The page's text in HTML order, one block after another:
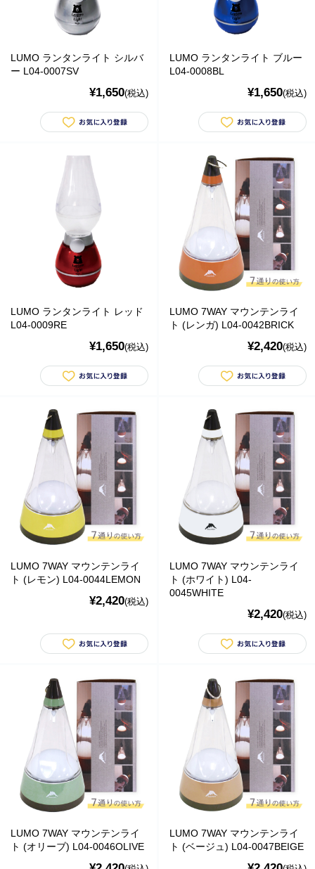
LUMO ランタンライト シルバ
ー L04-0007SV
¥1,650(税込)
LUMO ランタンライト ブルー
L04-0008BL
¥1,650(税込)
LUMO ランタンライト レッド
L04-0009RE
¥1,650(税込)
LUMO 7WAY マウンテンライ
ト (レンガ) L04-0042BRICK
¥2,420(税込)
LUMO 7WAY マウンテンライ
ト (レモン) L04-0044LEMON
¥2,420(税込)
LUMO 7WAY マウンテンライ
ト (ホワイト) L04-
0045WHITE
¥2,420(税込)
LUMO 7WAY マウンテンライ
ト (オリーブ) L04-0046OLIVE
LUMO 7WAY マウンテンライ
ト (ベージュ) L04-0047BEIGE
￥0 ～￥999
￥1,000 ～￥1,999
￥2,000 ～￥2,999
￥3,000 ～￥3,999
￥5,000 ～￥9,999
￥10,000～
お問い合わせ カテゴリ一覧
個人情報の取り扱いについて 特定商取引法に関する表示
関連会社
株式会社日本エコファーム
Marco-Line 関連会社一覧 ＞
関連サイト
ドッグフードBLOG【アマリコ】
犬カフェNAVI